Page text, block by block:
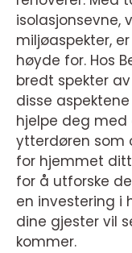
isolasjonsevne,
miljøaspekter,
høyde for. Hos
bredt spekter
disse
hjelpe deg
ytterdøren som
for hjemmet
for å utforske
en investering i
dine gjester vil
kommer.